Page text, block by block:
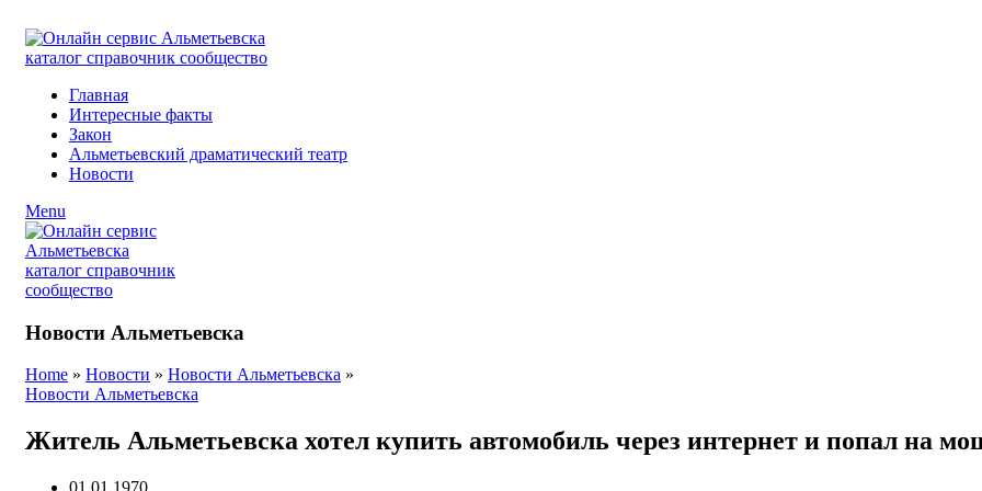
Главная
Интересные факты
Закон
Альметьевский драматический театр
Новости
Menu
Новости Альметьевска
Home » Новости » Новости Альметьевска »
Новости Альметьевска
Житель Альметьевска хотел купить автомобиль через интернет и попал на